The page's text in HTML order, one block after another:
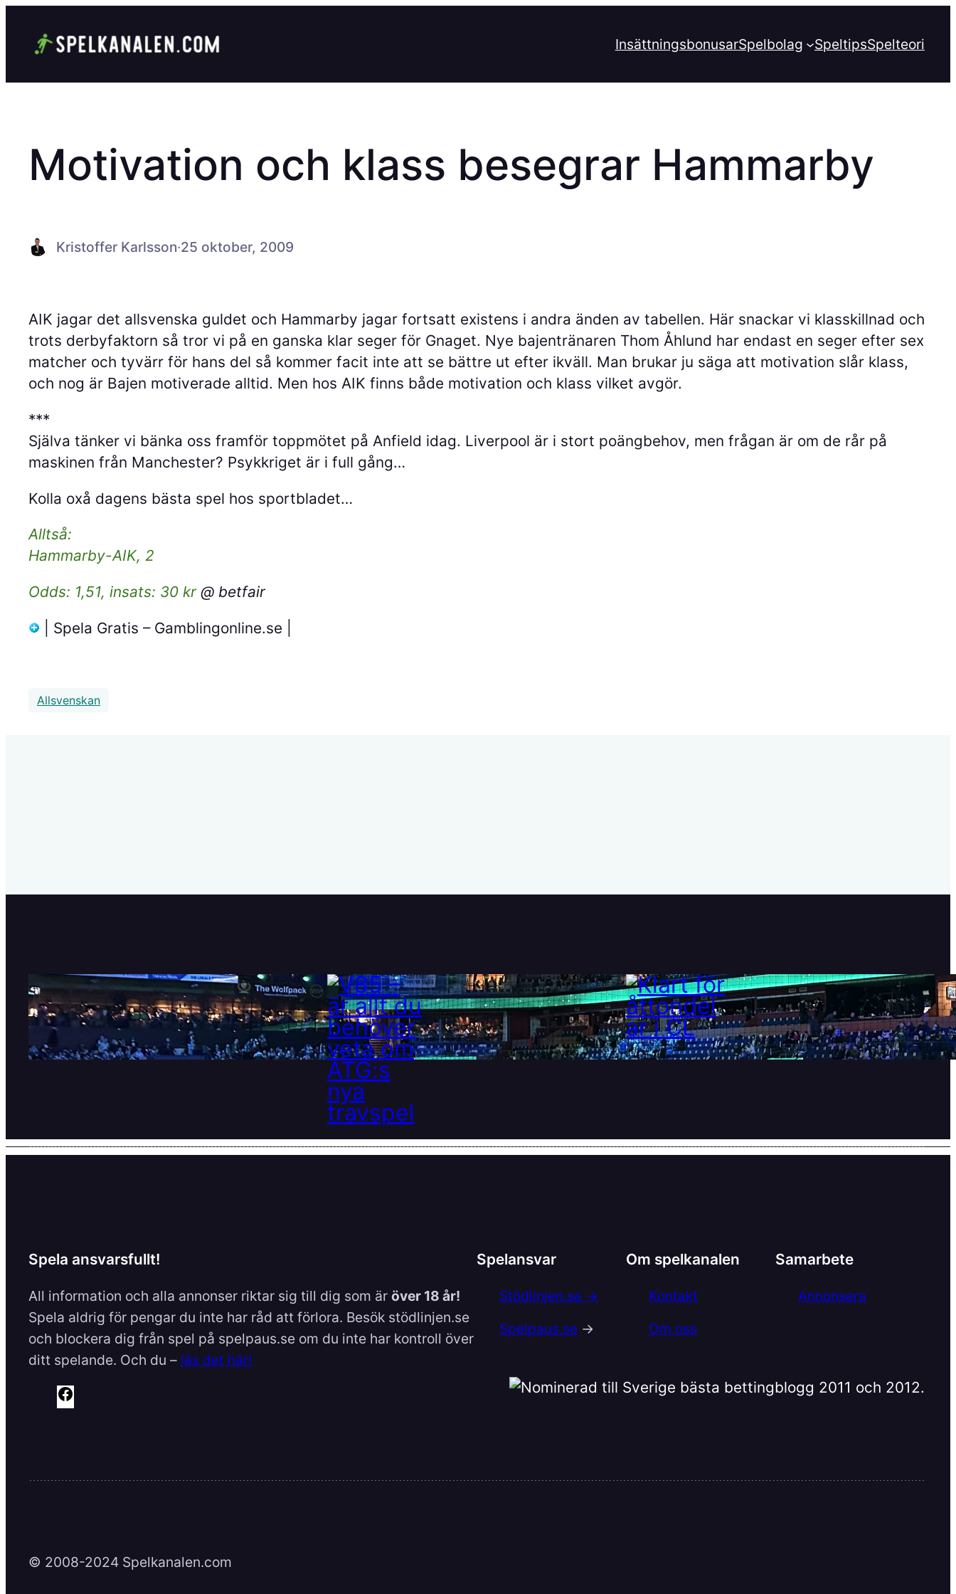
innehåll
InsättningsbonusarSpelbolag SpeltipsSpelteori
Motivation och klass besegrar Hammarby
Kristoffer Karlsson·25 oktober, 2009
AIK jagar det allsvenska guldet och Hammarby jagar fortsatt existens i andra änden av tabellen. Här snackar vi klasskillnad och
trots derbyfaktorn så tror vi på en ganska klar seger för Gnaget. Nye bajentränaren Thom Åhlund har endast en seger efter sex
matcher och tyvärr för hans del så kommer facit inte att se bättre ut efter ikväll. Man brukar ju säga att motivation slår klass,
och nog är Bajen motiverade alltid. Men hos AIK finns både motivation och klass vilket avgör.
***
Själva tänker vi bänka oss framför toppmötet på Anfield idag. Liverpool är i stort poängbehov, men frågan är om de rår på
maskinen från Manchester? Psykkriget är i full gång…
Kolla oxå dagens bästa spel hos sportbladet…
Alltså:
Hammarby-AIK, 2
Odds: 1,51, insats: 30 kr @ betfair
| Spela Gratis – Gamblingonline.se |
Allsvenskan
SHL är tillbaka!
11 september, 2025
V85 – är allt du behöver
veta om ATG:s nya travspel
28 maj, 2025
Klart för åttondelar i CL
21 februari, 2025
Spela ansvarsfullt!
All information och alla annonser riktar sig till dig som är över 18 år!
Spela aldrig för pengar du inte har råd att förlora. Besök stödlinjen.se
och blockera dig från spel på spelpaus.se om du inte har kontroll över
ditt spelande. Och du – läs det här!
b
Spelansvar
Stödlinjen.se →
Spelpaus.se →
Om spelkanalen
Kontakt
Om oss
Samarbete
Annonsera
© 2008-2024 Spelkanalen.com